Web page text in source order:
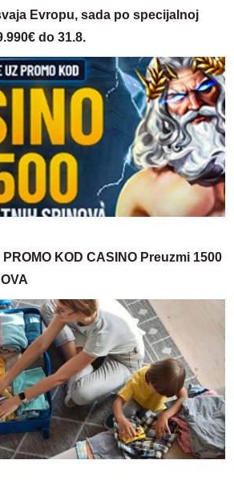
Evropu, sada po specijalnoj
do 31.8.
KOD CASINO Preuzmi 1500